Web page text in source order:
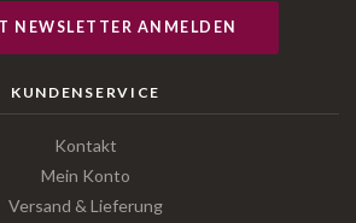
NEWSLETTER ANMELDEN
KUNDENSERVICE
Kontakt
Mein Konto
Versand & Lieferung